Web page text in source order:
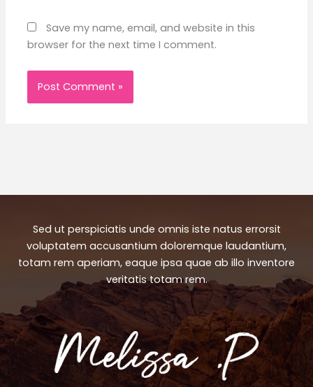
Save my name, email, and website in this
browser for the next time I comment.
Sed ut perspiciatis unde omnis iste natus errorsit
voluptatem accusantium doloremque laudantium,
totam rem aperiam, eaque ipsa quae ab illo inventore
veritatis totam rem.